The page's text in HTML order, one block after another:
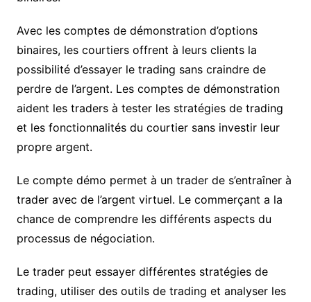
Avec les comptes de démonstration d’options
binaires, les courtiers offrent à leurs clients la
possibilité d’essayer le trading sans craindre de
perdre de l’argent. Les comptes de démonstration
aident les traders à tester les stratégies de trading
et les fonctionnalités du courtier sans investir leur
propre argent.
Le compte démo permet à un trader de s’entraîner à
trader avec de l’argent virtuel. Le commerçant a la
chance de comprendre les différents aspects du
processus de négociation.
Le trader peut essayer différentes stratégies de
trading, utiliser des outils de trading et analyser les